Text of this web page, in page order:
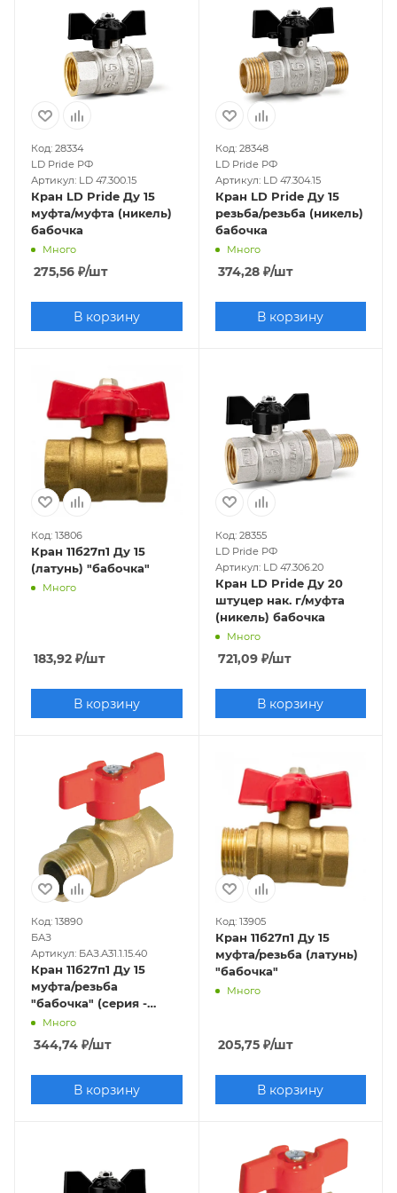
4 дюйма
Отечественные
Хромированные
ДУ 150
Код: 28334
LD Pride РФ
Артикул: LD 47.300.15
Кран LD Pride Ду 15
муфта/муфта (никель)
бабочка
Много
275,56 ₽/шт
В корзину
Код: 28348
LD Pride РФ
Артикул: LD 47.304.15
Кран LD Pride Ду 15
резьба/резьба (никель)
бабочка
Много
374,28₽/шт
В корзину
Код: 13806
Кран 11б27п1 Ду 15
(латунь) "бабочка"
Много
183,92 ₽/шт
В корзину
Код: 28355
LD Pride РФ
Артикул: LD 47.306.20
Кран LD Pride Ду 20
штуцер нак. г/муфта
(никель) бабочка
Много
721,09₽/шт
В корзину
Код: 13890
БАЗ
Артикул: БАЗ.А31.1.15.40
Кран 11б27п1 Ду 15
муфта/резьба
"бабочка" (серия -
ГОСТ)
Много
344,74 ₽/шт
В корзину
Код: 13905
Кран 11б27п1 Ду 15
муфта/резьба (латунь)
"бабочка"
Много
205,75₽/шт
В корзину